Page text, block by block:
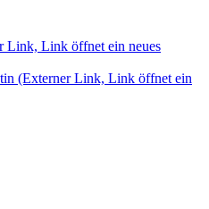
Link, Link öffnet ein neues
(Externer Link, Link öffnet ein